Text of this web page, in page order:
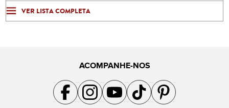
VER LISTA COMPLETA
ACOMPANHE-NOS
Acompanhe a gente no Facebook
Acompanhe a gente no Instagram
Acompanhe a gente no YouTube
Acompanhe a gente no TikTok
Acompanhe a gente no